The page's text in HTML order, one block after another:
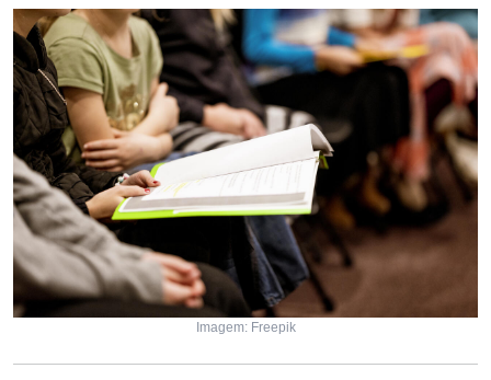
Imagem: Freepik